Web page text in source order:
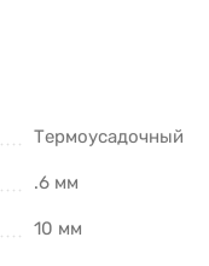
Термоусадочный
.6 мм
10 мм